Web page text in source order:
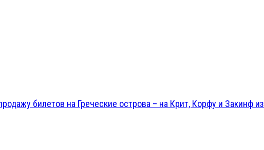
билетов на Греческие острова – на Крит, Корфу и Закинф